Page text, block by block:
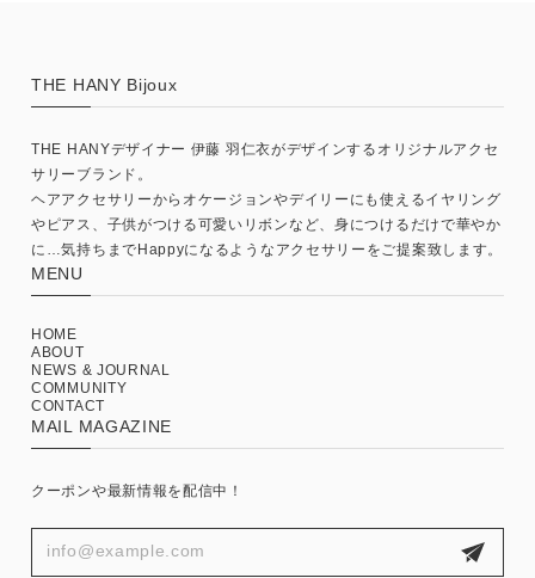
THE HANY Bijoux
THE HANYデザイナー 伊藤 羽仁衣がデザインするオリジナルアクセ
サリーブランド。
ヘアアクセサリーからオケージョンやデイリーにも使えるイヤリング
やピアス、子供がつける可愛いリボンなど、身につけるだけで華やか
に…気持ちまでHappyになるようなアクセサリーをご提案致します。
MENU
HOME
ABOUT
NEWS & JOURNAL
COMMUNITY
CONTACT
MAIL MAGAZINE
クーポンや最新情報を配信中！